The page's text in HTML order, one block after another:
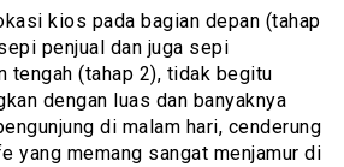
kios pada bagian depan (tahap
penjual dan juga sepi
tengah (tahap 2), tidak begitu
dengan luas dan banyaknya
di malam hari, cenderung
yang memang sangat menjamur di